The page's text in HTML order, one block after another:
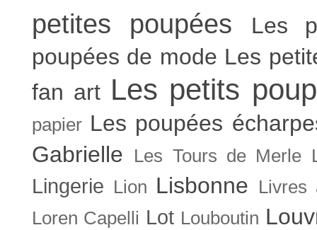
petites poupées
Les
poupées de mode Les
fan art Les petits
papier Les poupées
Gabrielle
Les Tours de Merle
Lingerie Lion Lisbonne
Livres
Loren Capelli Lot Louboutin